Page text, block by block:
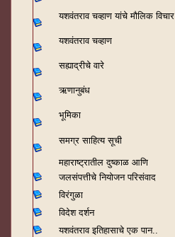
यशवंतराव चव्हाण यांचे मौलिक विचार
यशवंतराव चव्हाण
सह्याद्रीचे वारे
ऋणानुबंध
भूमिका
समग्र साहित्य सूची
महाराष्ट्रातील दुष्काळ आणि
जलसंपत्तीचे नियोजन परिसंवाद
विरंगुळा
विदेश दर्शन
यशवंतराव इतिहासाचे एक पान..